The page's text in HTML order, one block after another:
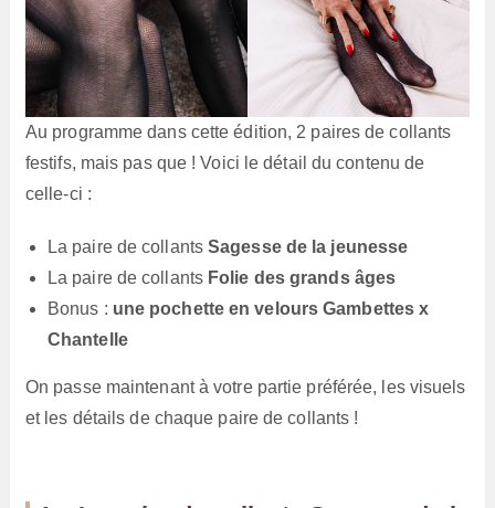
Au programme dans cette édition, 2 paires de collants
festifs, mais pas que ! Voici le détail du contenu de
celle-ci :
La paire de collantsSagesse de la jeunesse
La paire de collants Folie des grands âges
Bonus : une pochette en velours Gambettes x
Chantelle
On passe maintenant à votre partie préférée, les visuels
et les détails de chaque paire de collants !